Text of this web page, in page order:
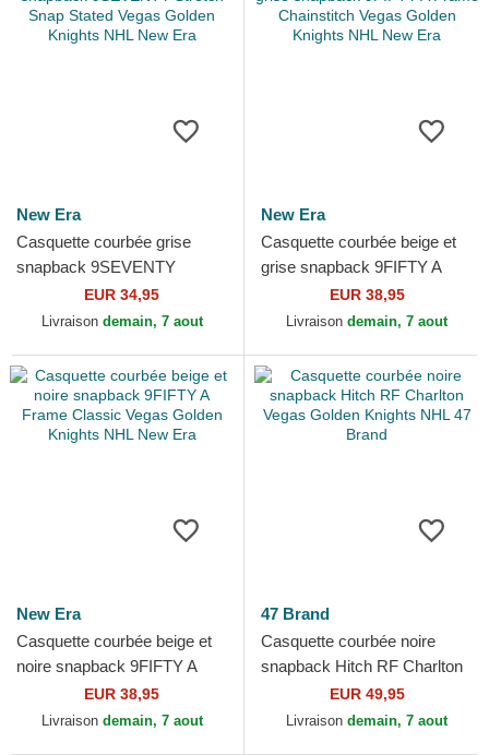
New Era
Casquette courbée grise
snapback 9SEVENTY
Stretch Snap Stated Vegas
Golden Knights NHL New
EUR 34,95
Livraison demain, 7 aout
New Era
Casquette courbée beige et
grise snapback 9FIFTY A
Frame Chainstitch Vegas
Golden Knights NHL New...
EUR 38,95
Livraison demain, 7 aout
New Era
Casquette courbée beige et
noire snapback 9FIFTY A
Frame Classic Vegas Golden
Knights NHL New Era
EUR 38,95
Livraison demain, 7 aout
47 Brand
Casquette courbée noire
snapback Hitch RF Charlton
Vegas Golden Knights NHL
47 Brand
EUR 49,95
Livraison demain, 7 aout